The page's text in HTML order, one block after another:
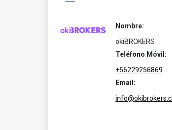
Nombre:
okiBROKERS
Teléfono Móvil:
+56229256869
Email:
info@okibrokers.cl